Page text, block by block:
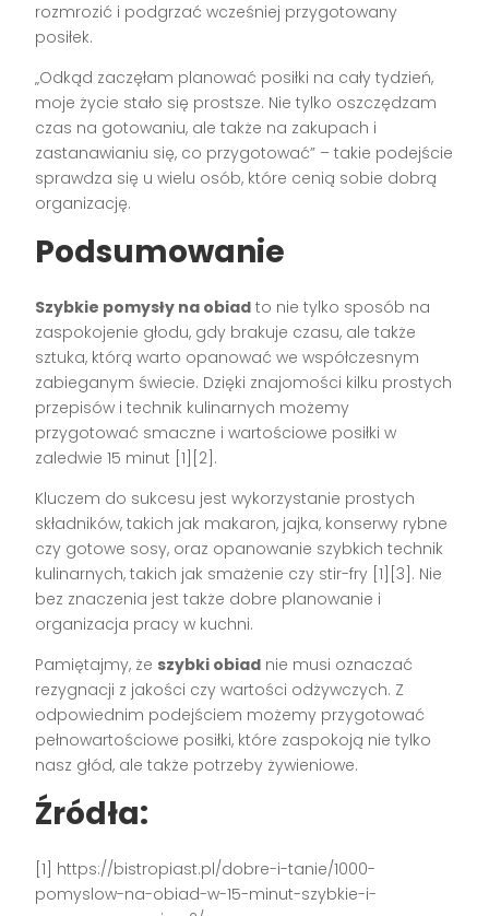
rozmrozić i podgrzać wcześniej przygotowany
posiłek.
„Odkąd zaczęłam planować posiłki na cały tydzień,
moje życie stało się prostsze. Nie tylko oszczędzam
czas na gotowaniu, ale także na zakupach i
zastanawianiu się, co przygotować” – takie podejście
sprawdza się u wielu osób, które cenią sobie dobrą
organizację.
Podsumowanie
Szybkie pomysły na obiad to nie tylko sposób na
zaspokojenie głodu, gdy brakuje czasu, ale także
sztuka, którą warto opanować we współczesnym
zabieganym świecie. Dzięki znajomości kilku prostych
przepisów i technik kulinarnych możemy
przygotować smaczne i wartościowe posiłki w
zaledwie 15 minut [1][2].
Kluczem do sukcesu jest wykorzystanie prostych
składników, takich jak makaron, jajka, konserwy rybne
czy gotowe sosy, oraz opanowanie szybkich technik
kulinarnych, takich jak smażenie czy stir-fry [1][3]. Nie
bez znaczenia jest także dobre planowanie i
organizacja pracy w kuchni.
Pamiętajmy, że szybki obiad nie musi oznaczać
rezygnacji z jakości czy wartości odżywczych. Z
odpowiednim podejściem możemy przygotować
pełnowartościowe posiłki, które zaspokoją nie tylko
nasz głód, ale także potrzeby żywieniowe.
Źródła:
[1] https://bistropiast.pl/dobre-i-tanie/1000-
pomyslow-na-obiad-w-15-minut-szybkie-i-